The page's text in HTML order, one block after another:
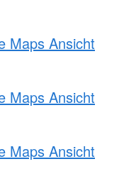
Maps Ansicht
Maps Ansicht
Maps Ansicht